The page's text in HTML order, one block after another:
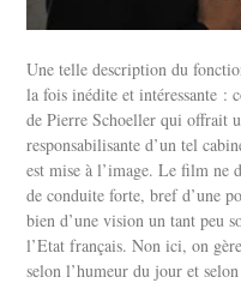
Une telle description du
la fois inédite et intéressante :
de Pierre Schoeller qui offrait
responsabilisante d’un tel
est mise à l’image. Le film ne
de conduite forte, bref d’une
bien d’une vision un tant peu
l’Etat français. Non ici, on
selon l’humeur du jour et